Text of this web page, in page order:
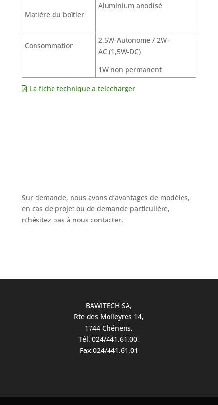
Matière du boîtier
Aluminium anodisé
Consommation
2,5W-Autonome / 2W-
AC (1,5W-DC)
1W non permanent
La fiche technique a telecharger
Sur demande, nous avons d’avantages de modèles,
en cas de projet ou de demande particulière,
n’hésitez pas à nous contacter.
BAWITECH SA,
Rte des Molleyres 14,
1744 Chénens,
Tél.024/441.61.00,
Fax 024/441.61.01